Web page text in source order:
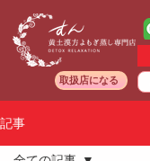
取扱店になる
記事